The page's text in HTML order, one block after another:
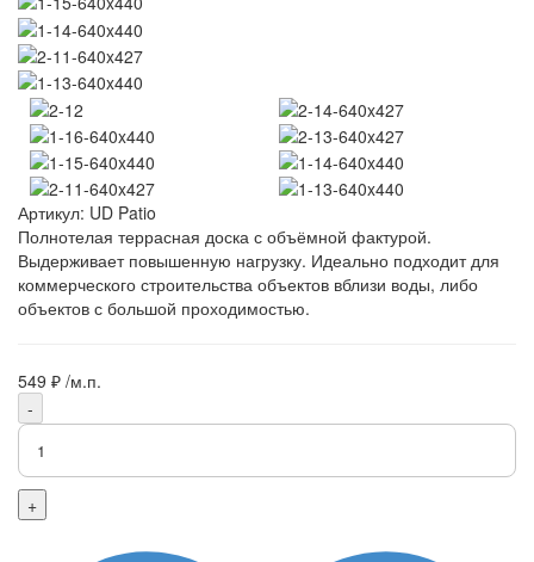
Артикул: UD Patio
Полнотелая террасная доска с объёмной фактурой.
Выдерживает повышенную нагрузку. Идеально подходит для
коммерческого строительства объектов вблизи воды, либо
объектов с большой проходимостью.
549 ₽ /м.п.
-
+